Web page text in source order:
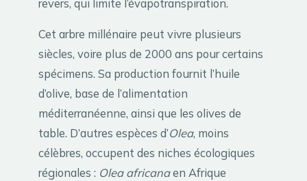
revers, qui limite l’évapotranspiration.
Cet arbre millénaire peut vivre plusieurs
siècles, voire plus de 2000 ans pour certains
spécimens. Sa production fournit l’huile
d’olive, base de l’alimentation
méditerranéenne, ainsi que les olives de
table. D’autres espèces d’Olea, moins
célèbres, occupent des niches écologiques
régionales : Olea africanaen Afrique